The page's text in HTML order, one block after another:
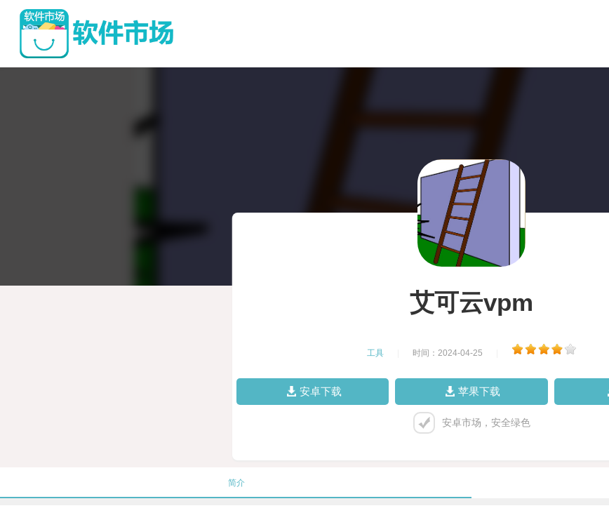
艾可云vpm
工具 时间：2024-04-25
安卓下载 苹果下载
安卓市场，安全绿色
简介